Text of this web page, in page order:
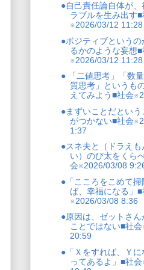
●自己責任論自体が、
ラブルを生み出す■
※2026/03/12 11:28
●ポジティブというの
るかのような妄想■
※2026/03/12 11:28
● 「二値思考」「数
質思考」というも
えてみよう■社会
●まずいことだとい
がつかない■社会
1:37
●スネ夫と（ドラえも
い）のび太をくら
会※2026/03/08
●「こころをこめて掃
ば、幸福になる」■
※2026/03/08 8:36
●原因は、ゼットさ
ことではない■社
20:59
●「Ｘをすれば、Ｙ
ってあるよ」■社